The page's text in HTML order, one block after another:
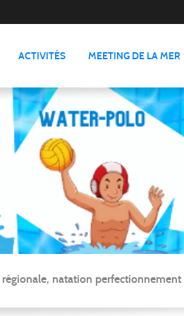
ACTIVITÉS MEETING DE LA MER
natation